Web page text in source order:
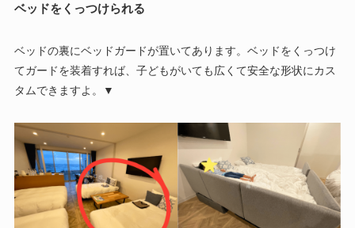
ベッドをくっつけられる
ベッドの裏にベッドガードが置いてあります。ベッドをくっつけ
てガードを装着すれば、子どもがいても広くて安全な形状にカス
タムできますよ。▼